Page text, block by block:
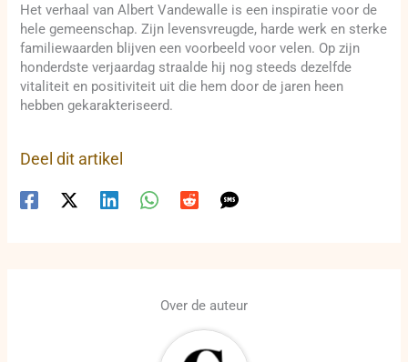
Het verhaal van Albert Vandewalle is een inspiratie voor de
hele gemeenschap. Zijn levensvreugde, harde werk en sterke
familiewaarden blijven een voorbeeld voor velen. Op zijn
honderdste verjaardag straalde hij nog steeds dezelfde
vitaliteit en positiviteit uit die hem door de jaren heen
hebben gekarakteriseerd.
Deel dit artikel
Over de auteur